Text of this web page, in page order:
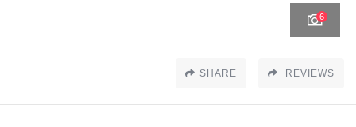
6
SHARE REVIEWS